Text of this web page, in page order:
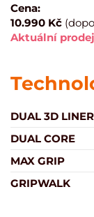
Cena:
10.990 Kč
Aktuální
DUAL 3D LINER
DUAL CORE
MAX GRIP
GRIPWALK